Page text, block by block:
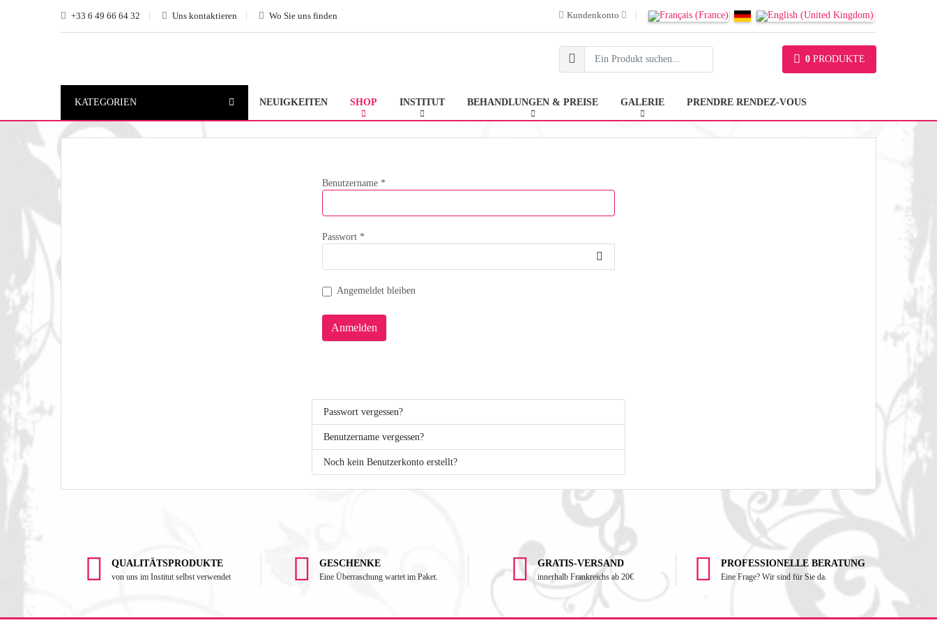
+33 6 49 66 64 32 Uns kontaktieren Wo Sie uns finden Kundenkonto
0 PRODUKTE
KATEGORIEN NEUIGKEITEN SHOP INSTITUT BEHANDLUNGEN & PREISE GALERIE PRENDRE RENDEZ-VOUS
Benutzername *
Passwort *
Angemeldet bleiben
Anmelden
Passwort vergessen?
Benutzername vergessen?
Noch kein Benutzerkonto erstellt?
QUALITÄTSPRODUKTE
von uns im Institut selbst verwendet
GESCHENKE
Eine Überraschung wartet im Paket.
GRATIS-VERSAND
innerhalb Frankreichs ab 20€
PROFESSIONELLE BERATUNG
Eine Frage? Wir sind für Sie da.